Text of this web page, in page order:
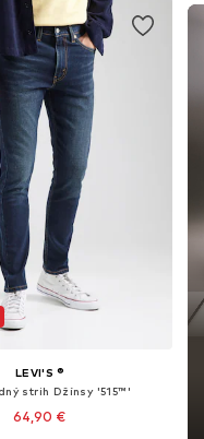
LEVI'S ®
strih Džínsy '515™'
64,90 €